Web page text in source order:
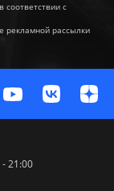
в соответствии с
рекламной рассылки
21:00